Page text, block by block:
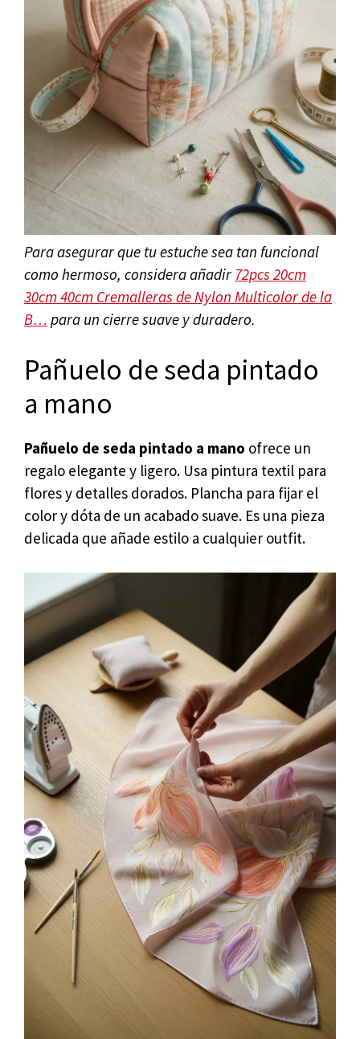
Para asegurar que tu estuche sea tan funcional
como hermoso, considera añadir 72pcs 20cm
30cm 40cm Cremalleras de Nylon Multicolor de la
B… para un cierre suave y duradero.
Pañuelo de seda pintado
a mano
Pañuelo de seda pintado a mano ofrece un
regalo elegante y ligero. Usa pintura textil para
flores y detalles dorados. Plancha para fijar el
color y dóta de un acabado suave. Es una pieza
delicada que añade estilo a cualquier outfit.